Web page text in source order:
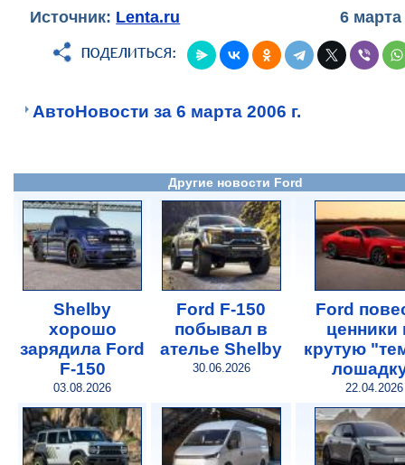
Источник: Lenta.ru 6 марта
АвтоНовости за 6 марта 2006 г.
Другие новости Ford
Shelby
хорошо
зарядила Ford
F-150
03.08.2026
Ford F-150
побывал в
ателье Shelby
30.06.2026
Ford
ценники
крутую
22.04.2026